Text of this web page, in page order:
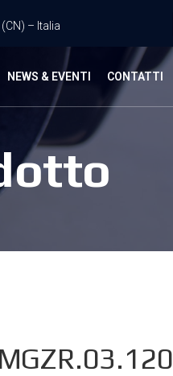
– Italia
NEWS & EVENTI CONTATTI
MGZR.03.120